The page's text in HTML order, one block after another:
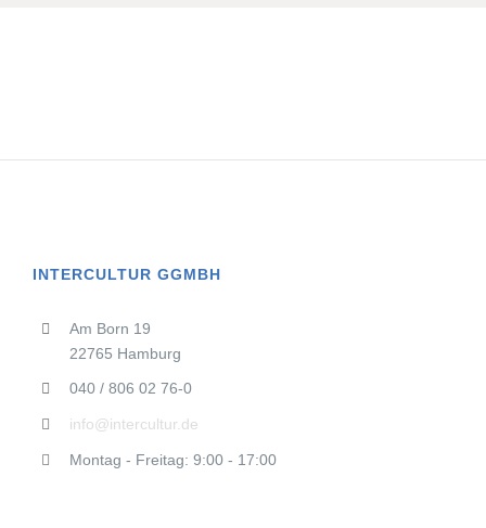
INTERCULTUR GGMBH
Am Born 19
22765 Hamburg
040 / 806 02 76-0
info@intercultur.de
Montag - Freitag: 9:00 - 17:00